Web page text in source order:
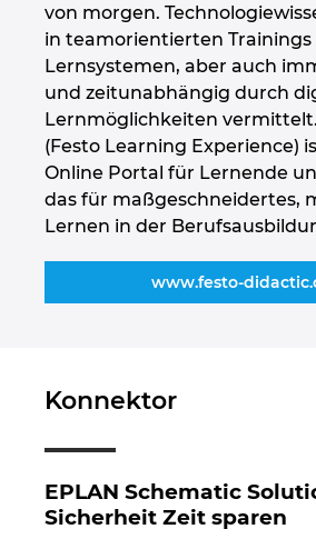
von morgen.
in teamorientierten Trainings
Lernsystemen, aber auch
und zeitunabhängig durch
Lernmöglichkeiten
(Festo Learning Experience)
Online Portal für Lernende
das für maßgeschneidertes,
Lernen in der
www.festo-
Konnektor
EPLAN Schematic
Sicherheit Zeit sparen